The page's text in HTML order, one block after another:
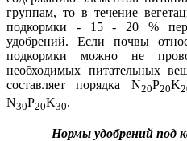
группам, то в течение
подкормки - 15 - 20 %
удобрений. Если почвы
подкормки можно не
необходимых питательных
составляет порядка N20P20K
N30P20K30.
Нормы удобрений под